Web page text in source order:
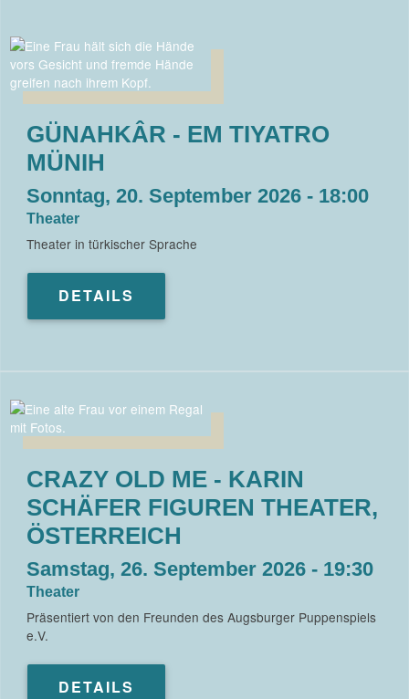
GÜNAHKÂR - EM TIYATRO
MÜNIH
Sonntag, 20. September 2026 - 18:00
Theater
Theater in türkischer Sprache
DETAILS
CRAZY OLD ME - KARIN
SCHÄFER FIGUREN THEATER,
ÖSTERREICH
Samstag, 26. September 2026 - 19:30
Theater
Präsentiert von den Freunden des Augsburger Puppenspiels
e.V.
DETAILS